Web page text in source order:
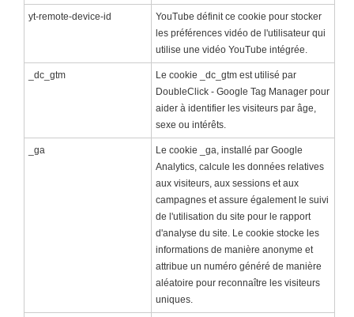
yt-remote-device-id
YouTube définit ce cookie pour stocker
les préférences vidéo de l'utilisateur qui
utilise une vidéo YouTube intégrée.
_dc_gtm
Le cookie _dc_gtm est utilisé par
DoubleClick - Google Tag Manager pour
aider à identifier les visiteurs par âge,
sexe ou intérêts.
_ga
Le cookie _ga, installé par Google
Analytics, calcule les données relatives
aux visiteurs, aux sessions et aux
campagnes et assure également le suivi
de l'utilisation du site pour le rapport
d'analyse du site. Le cookie stocke les
informations de manière anonyme et
attribue un numéro généré de manière
aléatoire pour reconnaître les visiteurs
uniques.